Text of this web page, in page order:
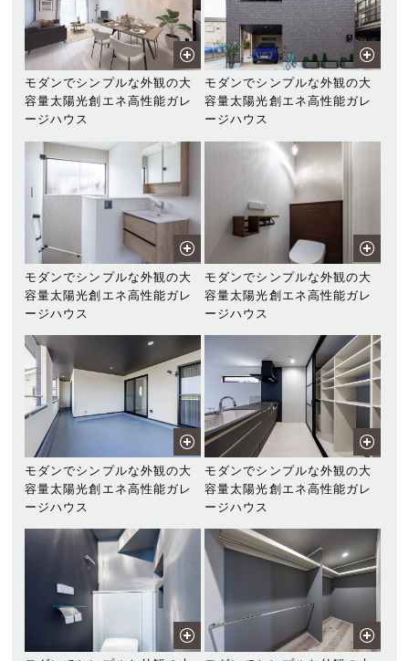
モダンでシンプルな外観の大
容量太陽光創エネ高性能ガレ
ージハウス
モダンでシンプルな外観の大
容量太陽光創エネ高性能ガレ
ージハウス
モダンでシンプルな外観の大
容量太陽光創エネ高性能ガレ
ージハウス
モダンでシンプルな外観の大
容量太陽光創エネ高性能ガレ
ージハウス
モダンでシンプルな外観の大
容量太陽光創エネ高性能ガレ
ージハウス
モダンでシンプルな外観の大
容量太陽光創エネ高性能ガレ
ージハウス